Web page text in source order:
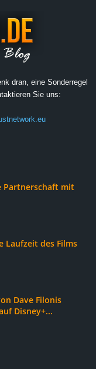
dran, eine Sonderregel
Sie uns:
Partnerschaft mit
Laufzeit des Films
Dave Filonis
Disney+...